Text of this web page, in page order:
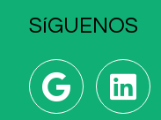
SíGUENOS